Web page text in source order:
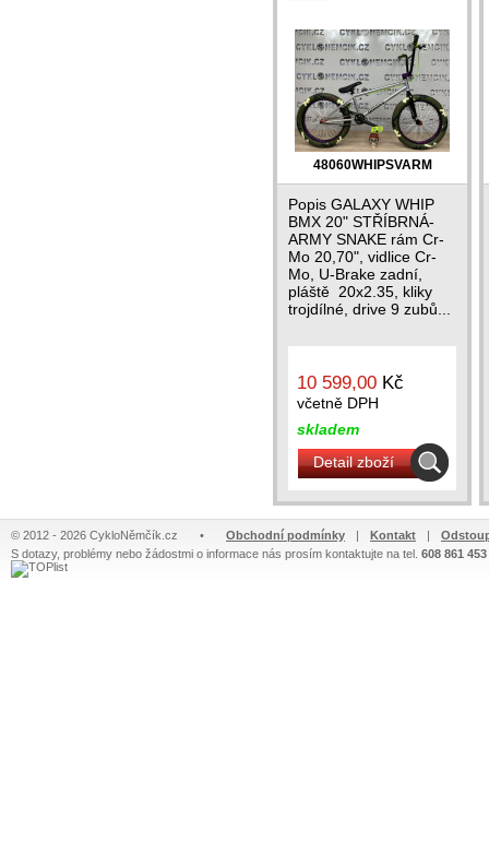
48060WHIPSVARM
Popis GALAXY WHIP
BMX 20" STŘÍBRNÁ-
ARMY SNAKE rám Cr-
Mo 20,70", vidlice Cr-
Mo, U-Brake zadní,
pláště 20x2.35, kliky
trojdílné, drive 9 zubů...
10 599,00 Kč
včetně DPH
skladem
Detail zboží
© 2012 - 2026 CykloNěmčík.cz • Obchodní podmínky | Kontakt |
S dotazy, problémy nebo žádostmi o informace nás prosím kontaktujte na tel. 608 861 453